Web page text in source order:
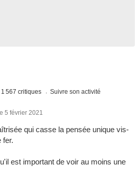
1 567 critiques Suivre son activité
5 février 2021
qui casse la pensée unique vis-
fer.
est important de voir au moins une